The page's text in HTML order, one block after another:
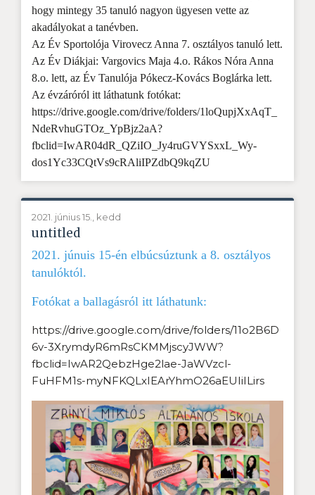
hogy mintegy 35 tanuló nagyon ügyesen vette az
akadályokat a tanévben.
Az Év Sportolója Virovecz Anna 7. osztályos tanuló lett.
Az Év Diákjai: Vargovics Maja 4.o. Rákos Nóra Anna
8.o. lett, az Év Tanulója Pókecz-Kovács Boglárka lett.
Az évzáróról itt láthatunk fotókat:
https://drive.google.com/drive/folders/1loQupjXxAqT_
NdeRvhuGTOz_YpBjz2aA?
fbclid=IwAR04dR_QZiIO_Jy4ruGVYSxxL_Wy-
dos1Yc33CQtVs9cRAliIPZdbQ9kqZU
2021. június 15., kedd
untitled
2021. júnuis 15-én elbúcsúztunk a 8. osztályos
tanulóktól.
Fotókat a ballagásról itt láthatunk:
https://drive.google.com/drive/folders/11o2B6D
6v-3XrymdyR6mRsCKMMjscyJWW?
fbclid=IwAR2QebzHge2lae-JaWVzcl-
FuHFM1s-myNFKQLxIEArYhmO26aEUIiILirs